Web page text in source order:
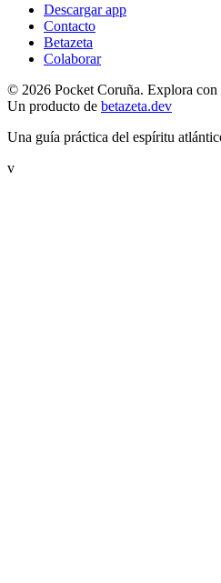
Descargar app
Contacto
Betazeta
Colaborar
© 2026 Pocket Coruña. Explora con
Un producto de betazeta.dev
Una guía práctica del espíritu
v